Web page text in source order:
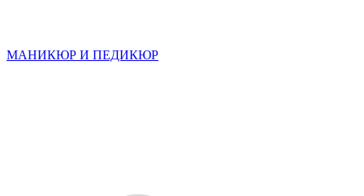
МАНИКЮР И ПЕДИКЮР